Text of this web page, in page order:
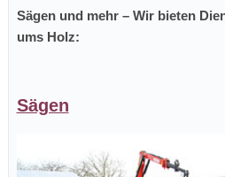
Sägen und mehr – Wir bieten
ums Holz:
Sägen